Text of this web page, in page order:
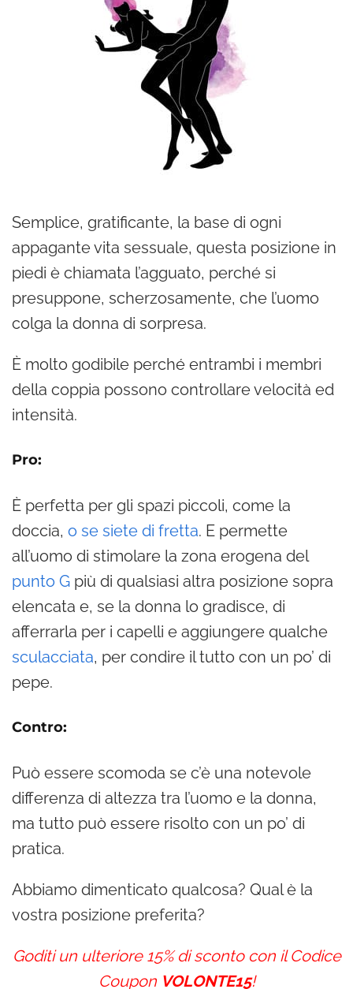
Semplice, gratificante, la base di ogni
appagante vita sessuale, questa posizione in
piedi è chiamata l’agguato, perché si
presuppone, scherzosamente, che l’uomo
colga la donna di sorpresa.
È molto godibile perché entrambi i membri
della coppia possono controllare velocità ed
intensità.
Pro:
È perfetta per gli spazi piccoli, come la
doccia, o se siete di fretta. E permette
all’uomo di stimolare la zona erogena del
punto G più di qualsiasi altra posizione sopra
elencata e, se la donna lo gradisce, di
afferrarla per i capelli e aggiungere qualche
sculacciata, per condire il tutto con un po’ di
pepe.
Contro:
Può essere scomoda se c’è una notevole
differenza di altezza tra l’uomo e la donna,
ma tutto può essere risolto con un po’ di
pratica.
Abbiamo dimenticato qualcosa? Qual è la
vostra posizione preferita?
Goditi un ulteriore 15% di sconto con il Codice
Coupon VOLONTE15!